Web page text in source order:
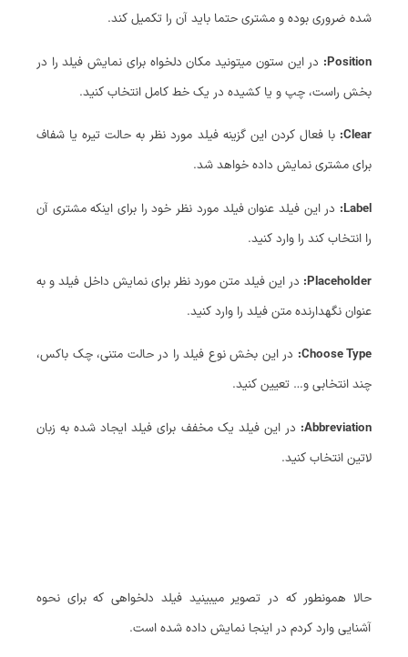
شده ضروری بوده و مشتری حتما باید آن را تکمیل کند.
Position: در این ستون میتونید مکان دلخواه برای نمایش فیلد را در
بخش راست، چپ و یا کشیده در یک خط کامل انتخاب کنید.
Clear: با فعال کردن این گزینه فیلد مورد نظر به حالت تیره یا شفاف
برای مشتری نمایش داده خواهد شد.
Label: در این فیلد عنوان فیلد مورد نظر خود را برای اینکه مشتری آن
را انتخاب کند را وارد کنید.
Placeholder: در این فیلد متن مورد نظر برای نمایش داخل فیلد و به
عنوان نگهدارنده متن فیلد را وارد کنید.
Choose Type: در این بخش نوع فیلد را در حالت متنی، چک باکس،
چند انتخابی و… تعیین کنید.
Abbreviation: در این فیلد یک مخفف برای فیلد ایجاد شده به زبان
لاتین انتخاب کنید.
حالا همونطور که در تصویر میبینید فیلد دلخواهی که برای نحوه
آشنایی وارد کردم در اینجا نمایش داده شده است.